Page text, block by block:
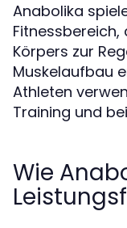
Anabolika
Fitnessbereich,
Körpers zur
Muskelaufbau
Athleten
Training und
Wie